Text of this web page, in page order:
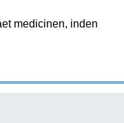
medicinen, inden